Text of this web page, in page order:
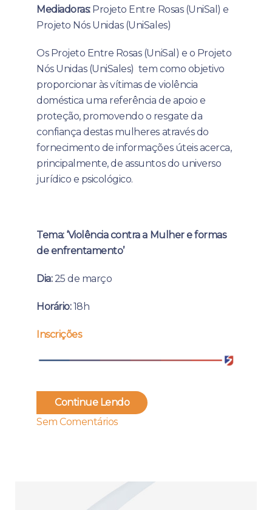
Mediadoras:Projeto Entre Rosas (UniSal) e
Projeto Nós Unidas (UniSales)
Os Projeto Entre Rosas (UniSal) e o Projeto
Nós Unidas (UniSales) tem como objetivo
proporcionar às vítimas de violência
doméstica uma referência de apoio e
proteção, promovendo o resgate da
confiança destas mulheres através do
fornecimento de informações úteis acerca,
principalmente, de assuntos do universo
jurídico e psicológico.
Tema: ‘Violência contra a Mulher e formas
de enfrentamento’
Dia:25 de março
Horário:18h
Inscrições
Continue Lendo
Sem Comentários